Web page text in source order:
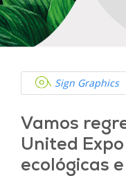
Sign Graphics
Vamos
United
ecológicas